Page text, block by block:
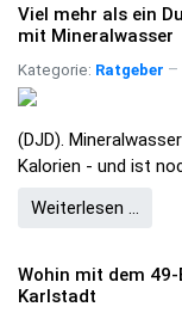
Viel mehr als ein
mit Mineralwasser
Kategorie: Ratgeber
(DJD).
Kalorien - und ist
Weiterlesen …
Wohin mit dem
Karlstadt